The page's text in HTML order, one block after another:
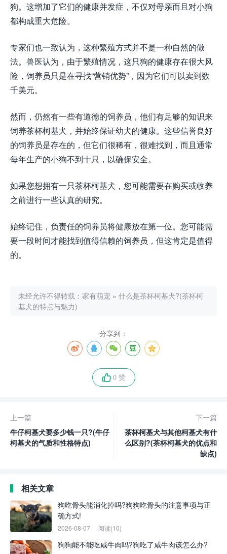
狗。这增加了它们的健康并发症，不仅对母亲而且对小狗
都构成重大危险。
专家们也一致认为，这种繁殖方式并不是一种自然的做
法。兽医认为，由于繁殖情况，这只狗的健康存在很大风
险，饲养员只是在寻找“营销优势”，因为它们可以卖到数
千美元。
然而，仍然有一些有道德的饲养员，他们有足够的知识来
饲养茶杯柯基犬，并始终保证幼犬的健康。这些信誉良好
的饲养员是存在的，但它们很稀有，很难找到，而且通常
每年生产的小狗不到十只，以确保安全。
如果您想拥有一只茶杯柯基犬，您可能需要在购买或收养
之前进行一些认真的研究。
始终记住，负责任的饲养员将健康放在第一位。您可能需
要一段时间才能找到值得信赖的饲养员，但这肯定是值得
的。
未经允许不得转载： 家有萌宠 » 什么是茶杯柯基犬?(茶杯柯
基犬的特点与魅力)
分享到：
0 赞
上一篇
牛仔柯基犬要多少钱一只?(牛仔
柯基犬的气质和性格特点)
下一篇
茶杯柯基犬与其他柯基犬有什
么区别?(茶杯柯基犬的优点和
缺点)
相关文章
狗吃骨头能消化掉吗?狗狗吃骨头的注意事项与正
确方式!
2026-08-07 阅读(10)
狗狗能不能吃咸牛肉吗?狗吃了咸牛肉该怎么办?